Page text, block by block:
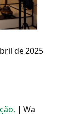
de 2025
| Wa